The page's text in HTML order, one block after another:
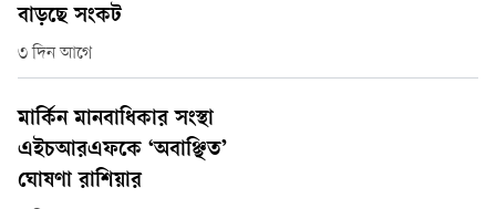
অভিবাসীবাহী একটি নৌকার সন্ধান পায়।
খবর পেয়ে গ্রিক কোস্ট গার্ড ও স্থানীয় একটি
মাছ ধরার ট্রলার যৌথ অভিযান চালিয়ে
বাড়ছে সংকট
৩ দিন আগে
মার্কিন মানবাধিকার সংস্থা
এইচআরএফকে ‘অবাঞ্ছিত’
ঘোষণা রাশিয়ার